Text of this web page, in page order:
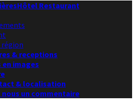
Hôtel Restaurant
région
& receptions
en images
& localisation
nous un commentaire